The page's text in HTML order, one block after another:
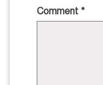
Comment *